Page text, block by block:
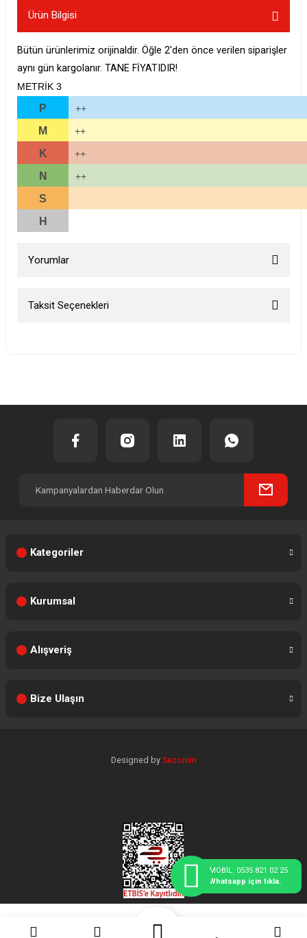
Ürün Bilgisi
Bütün ürünlerimiz orijinaldir. Öğle 2'den önce verilen siparişler
aynı gün kargolanır. TANE FİYATIDIR!
METRİK 3
P ++
M ++
K ++
N ++
S
H
Yorumlar
Taksit Seçenekleri
Kategoriler
Kurumsal
Alışveriş
Bize Ulaşın
Designed by Sezonim
MOBİL: 0535 821 02 25
Whatsapp için tıkla.